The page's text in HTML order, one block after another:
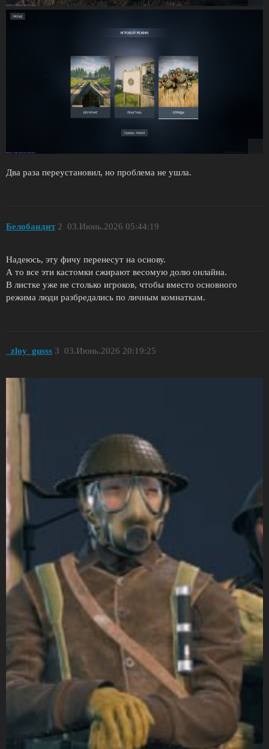
Два раза переустановил, но проблема не ушла.
Белобандит 03.Июнь.2026 05:44:19
2
Надеюсь, эту фичу перенесут на основу.
А то все эти кастомки сжирают весомую долю онлайна.
В листке уже не столько игроков, чтобы вместо основного
режима люди разбредались по личным комнаткам.
_zloy_gusss 03.Июнь.2026 20:19:25
3